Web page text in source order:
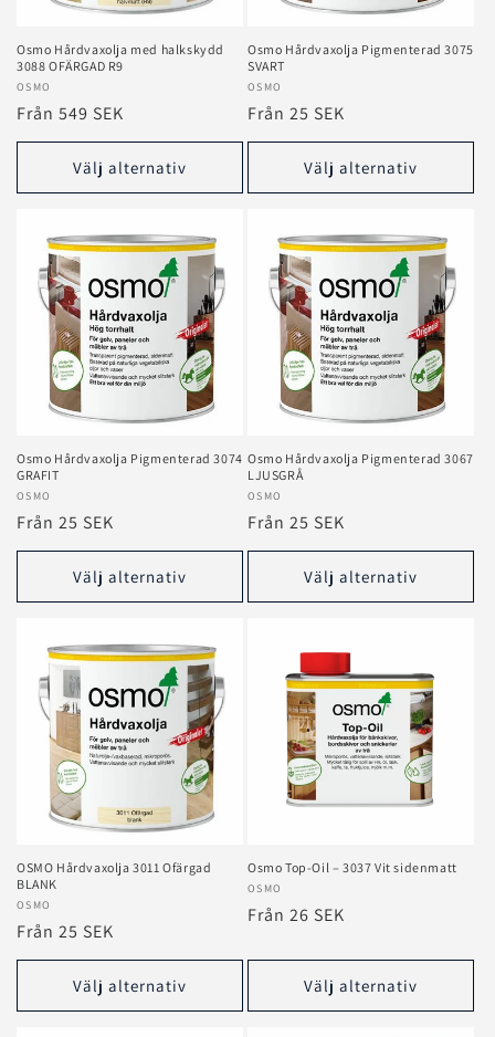
Osmo Hårdvaxolja med halkskydd
3088 OFÄRGAD R9
Säljare:
OSMO
Ordinarie
pris
Från 549 SEK
Välj alternativ
Osmo Hårdvaxolja Pigmenterad 3075
SVART
Säljare:
OSMO
Ordinarie
pris
Från 25 SEK
Välj alternativ
Osmo Hårdvaxolja Pigmenterad 3074
GRAFIT
Säljare:
OSMO
Ordinarie
pris
Från 25 SEK
Välj alternativ
Osmo Hårdvaxolja Pigmenterad 3067
LJUSGRÅ
Säljare:
OSMO
Ordinarie
pris
Från 25 SEK
Välj alternativ
OSMO Hårdvaxolja 3011 Ofärgad
BLANK
Säljare:
OSMO
Ordinarie
pris
Från 25 SEK
Välj alternativ
Osmo Top‑Oil – 3037 Vit sidenmatt
Säljare:
OSMO
Ordinarie
Från 26 SEK
Välj alternativ